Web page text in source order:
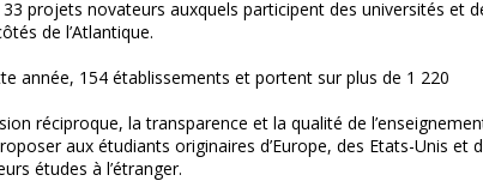
projets novateurs auxquels participent des universités et
de l’Atlantique.
année, 154 établissements et portent sur plus de 1 220
réciproque, la transparence et la qualité de
aux étudiants originaires d’Europe, des Etats-Unis et
études à l’étranger.